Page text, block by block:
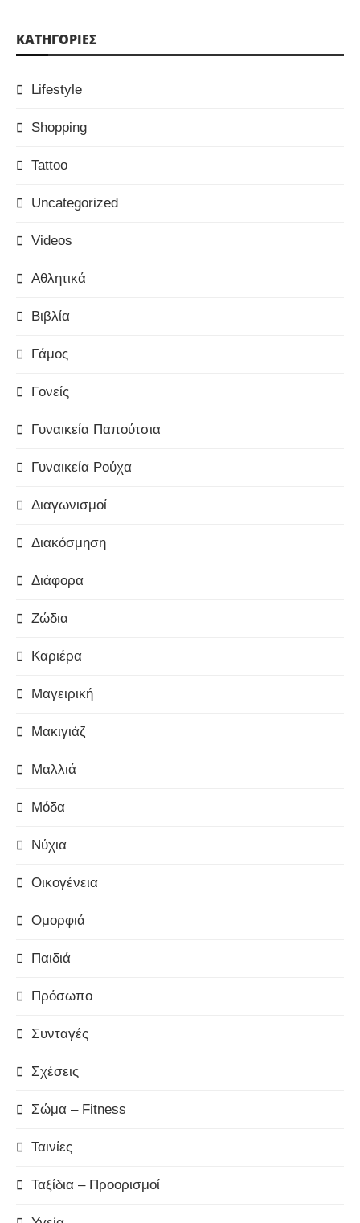
KΑΤΗΓΟΡΊΕΣ
Lifestyle
Shopping
Tattoo
Uncategorized
Videos
Αθλητικά
Βιβλία
Γάμος
Γονείς
Γυναικεία Παπούτσια
Γυναικεία Ρούχα
Διαγωνισμοί
Διακόσμηση
Διάφορα
Ζώδια
Καριέρα
Μαγειρική
Μακιγιάζ
Μαλλιά
Μόδα
Νύχια
Οικογένεια
Ομορφιά
Παιδιά
Πρόσωπο
Συνταγές
Σχέσεις
Σώμα – Fitness
Ταινίες
Ταξίδια – Προορισμοί